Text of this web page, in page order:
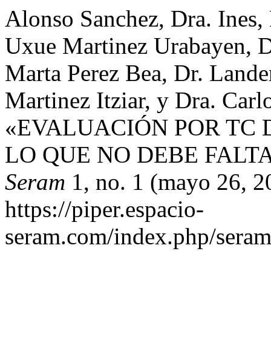
Alonso Sanchez, Dra.
Uxue Martinez Urabayen,
Marta Perez Bea, Dr.
Martinez Itziar, y Dra.
«EVALUACIÓN POR TC
LO QUE NO DEBE
Seram 1, no. 1 (mayo 26,
https://piper.espacio-
seram.com/index.php/